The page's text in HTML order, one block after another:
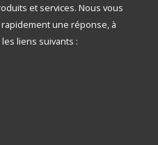
et services. Nous vous
une réponse, à
liens suivants :